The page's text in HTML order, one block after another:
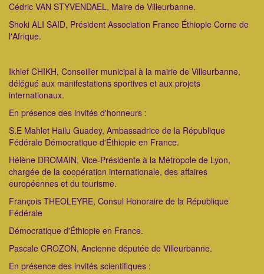
Cédric VAN STYVENDAEL, Maire de Villeurbanne.
Shoki ALI SAID, Président Association France Éthiopie Corne de
l'Afrique.
Ikhlef CHIKH, Conseiller municipal à la mairie de Villeurbanne,
délégué aux manifestations sportives et aux projets
internationaux.
En présence des invités d'honneurs :
S.E Mahlet Hailu Guadey, Ambassadrice de la République
Fédérale Démocratique d'Éthiopie en France.
Hélène DROMAIN, Vice-Présidente à la Métropole de Lyon,
chargée de la coopération internationale, des affaires
européennes et du tourisme.
François THEOLEYRE, Consul Honoraire de la République
Fédérale
Démocratique d'Éthiopie en France.
Pascale CROZON, Ancienne députée de Villeurbanne.
En présence des invités scientifiques :